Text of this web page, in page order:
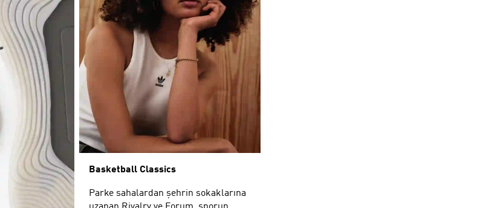
Basketball Classics
Parke sahalardan şehrin sokaklarına